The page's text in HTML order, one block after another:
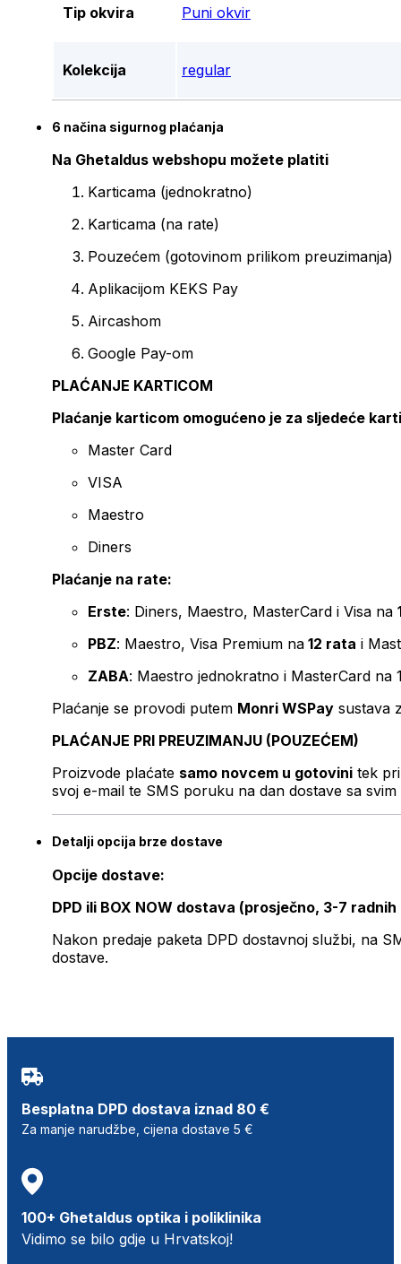
Tip okvira Puni okvir
Kolekcija regular
6 načina sigurnog plaćanja
Na Ghetaldus webshopu možete platiti
Karticama (jednokratno)
Karticama (na rate)
Pouzećem (gotovinom prilikom preuzimanja)
Aplikacijom KEKS Pay
Aircashom
Google Pay-om
PLAĆANJE KARTICOM
Plaćanje karticom omogućeno je za sljedeće
Master Card
VISA
Maestro
Diners
Plaćanje na rate:
Erste: Diners, Maestro, MasterCard i Visa na
PBZ: Maestro, Visa Premium na 12 rata i
ZABA: Maestro jednokratno i MasterCard na
Plaćanje se provodi putem Monri WSPay sustava
PLAĆANJE PRI PREUZIMANJU (POUZEĆEM)
Proizvode plaćate samo novcem u gotovini tek
svoj e-mail te SMS poruku na dan dostave sa svim
Detalji opcija brze dostave
Opcije dostave:
DPD ili BOX NOW dostava (prosječno, 3-7 radnih
Nakon predaje paketa DPD dostavnoj službi, na
dostave.
Besplatna DPD dostava iznad 80 €
Za manje narudžbe, cijena dostave 5 €
100+ Ghetaldus optika i poliklinika
Vidimo se bilo gdje u Hrvatskoj!